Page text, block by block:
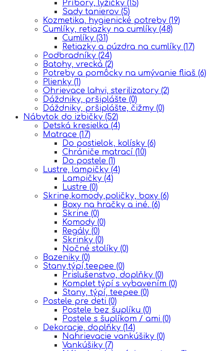
Príbory, lyžičky (15)
Sady tanierov (5)
Kozmetika, hygienické potreby (19)
Cumlíky, retiazky na cumlíky (48)
Cumlíky (31)
Retiazky a púzdra na cumlíky (17)
Podbradníky (24)
Batohy, vrecká (2)
Potreby a pomôcky na umývanie fliaš (6)
Plienky (1)
Ohrievace lahvi, sterilizatory (2)
Dáždniky, pršiplášte (0)
Dáždniky, pršiplášte, čižmy (0)
Nábytok do izbičky (52)
Detská kresielka (4)
Matrace (17)
Do postielok, kolísky (6)
Chrániče matrací (10)
Do postele (1)
Lustre, lampičky (4)
Lampičky (4)
Lustre (0)
Skrine,komody,poličky, boxy (6)
Boxy na hračky a iné. (6)
Skrine (0)
Komody (0)
Regály (0)
Skrinky (0)
Nočné stolíky (0)
Bazeniky (0)
Stany,týpí,teepee (0)
Prislušenstvo, doplňky (0)
Komplet týpí s vybavením (0)
Stany, týpí, teepee (0)
Postele pre deti (0)
Postele bez šuplíku (0)
Postele s šuplíkom / ami (0)
Dekoracje, doplňky (14)
Nahrievacie vankúšiky (0)
Vankúšiky (7)